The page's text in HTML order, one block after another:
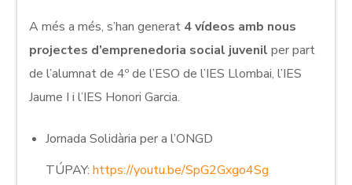
A més a més, s’han generat 4 vídeos amb nous
projectes d’emprenedoria social juvenil per part
de l’alumnat de 4º de l’ESO de l’IES Llombai, l’IES
Jaume I i l’IES Honori Garcia.
Jornada Solidària per a l’ONGD
TÚPAY:https://youtu.be/SpG2Gxgo4Sg